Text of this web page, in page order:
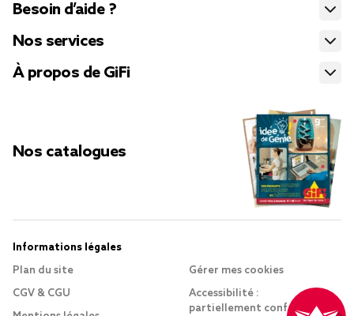
Besoin d’aide ?
Nos services
À propos de GiFi
Nos catalogues
Informations légales
Plan du site
CGV & CGU
Gérer mes cookies
Accessibilité :
partiellement conforme